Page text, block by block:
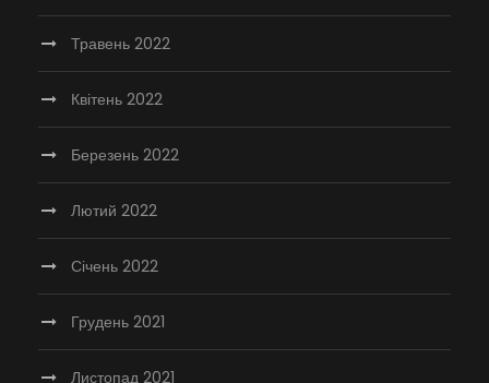
Травень 2022
Квітень 2022
Березень 2022
Лютий 2022
Січень 2022
Грудень 2021
Листопад 2021